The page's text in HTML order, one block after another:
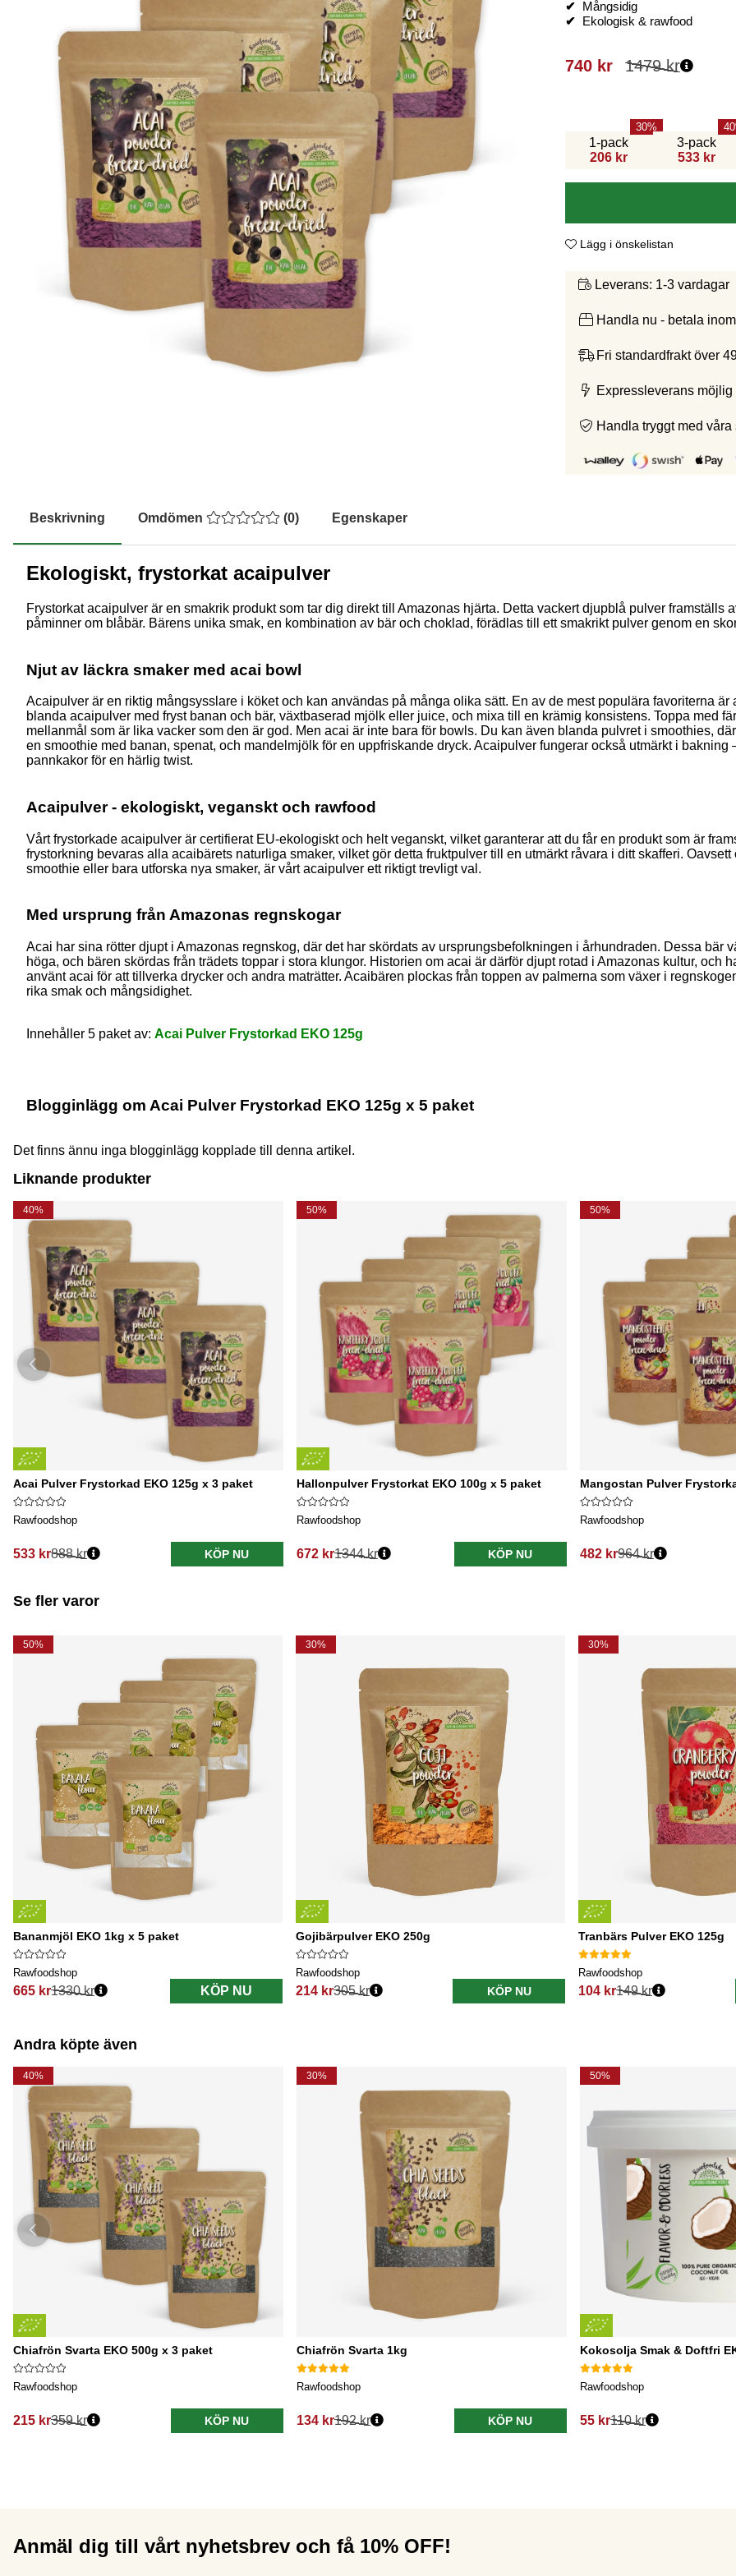
✔
Mångsidig
✔
Ekologisk & rawfood
1479kr
740 kr
1-pack
206 kr
30
3-pack
533 kr
40
Lägg i önskelistan
Leverans: 1-3 vardagar
Handla nu - betala
Fri standardfrakt över
Expressleverans
Handla tryggt med
Beskrivning Omdömen (0) Egenskaper
Ekologiskt, frystorkat acaipulver
Frystorkat acaipulver är en smakrik produkt som tar dig direkt till Amazonas hjärta. Detta vackert djupblå pulver framställs
påminner om blåbär. Bärens unika smak, en kombination av bär och choklad, förädlas till ett smakrikt pulver genom en
Njut av läckra smaker med acai bowl
Acaipulver är en riktig mångsysslare i köket och kan användas på många olika sätt. En av de mest populära favoriterna
blanda acaipulver med fryst banan och bär, växtbaserad mjölk eller juice, och mixa till en krämig konsistens. Toppa med
mellanmål som är lika vacker som den är god. Men acai är inte bara för bowls. Du kan även blanda pulvret i smoothies,
en smoothie med banan, spenat, och mandelmjölk för en uppfriskande dryck. Acaipulver fungerar också utmärkt i
pannkakor för en härlig twist.
Acaipulver - ekologiskt, veganskt och rawfood
Vårt frystorkade acaipulver är certifierat EU-ekologiskt och helt veganskt, vilket garanterar att du får en produkt som är
frystorkning bevaras alla acaibärets naturliga smaker, vilket gör detta fruktpulver till en utmärkt råvara i ditt skafferi.
smoothie eller bara utforska nya smaker, är vårt acaipulver ett riktigt trevligt val.
Med ursprung från Amazonas regnskogar
Acai har sina rötter djupt i Amazonas regnskog, där det har skördats av ursprungsbefolkningen i århundraden. Dessa bär
höga, och bären skördas från trädets toppar i stora klungor. Historien om acai är därför djupt rotad i Amazonas kultur, och
använt acai för att tillverka drycker och andra maträtter. Acaibären plockas från toppen av palmerna som växer i
rika smak och mångsidighet.
Innehåller 5 paket av: Acai Pulver Frystorkad EKO 125g
Blogginlägg om Acai Pulver Frystorkad EKO 125g x 5 paket
Det finns ännu inga blogginlägg kopplade till denna artikel.
Liknande produkter
40%
Acai Pulver Frystorkad EKO 125g x 3 paket
Rawfoodshop
533 kr888 kr KÖP NU
50%
Hallonpulver Frystorkat EKO 100g x 5 paket
Rawfoodshop
672 kr1344 kr KÖP NU
50%
Mangostan Pulver
Rawfoodshop
482 kr964 kr
Se fler varor
50%
Bananmjöl EKO 1kg x 5 paket
Rawfoodshop
665 kr
Ordinarie pris:
1330 kr KÖP NU
30%
Gojibärpulver EKO 250g
Rawfoodshop
214 kr
Ordinarie pris:
305 kr KÖP NU
30%
Tranbärs Pulver EKO 125g
Rawfoodshop
104 kr
Ordinarie pris:
149 kr
Andra köpte även
40%
Chiafrön Svarta EKO 500g x 3 paket
Rawfoodshop
215 kr359 kr KÖP NU
30%
Chiafrön Svarta 1kg
Rawfoodshop
134 kr192 kr KÖP NU
50%
Kokosolja Smak & Doftfri
Rawfoodshop
55 kr110 kr
Anmäl dig till vårt nyhetsbrev och få 10% OFF!